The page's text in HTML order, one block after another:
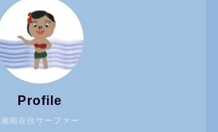
湘南在住サーファー
Profile